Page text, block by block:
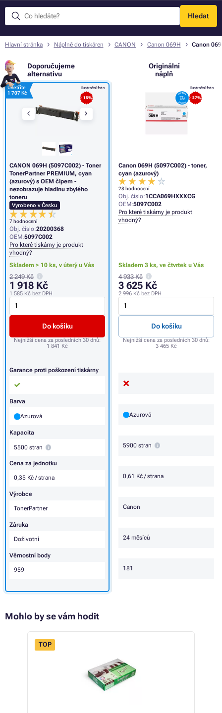
Hledat
Menu
Hlavní stránka Náplně do tiskáren CANON Canon 069H Canon
Doporučujeme
alternativu
Originální
náplň
ilustrační foto
- 27%
Canon 069H (5097C002) - toner,
cyan (azurový)
28 hodnocení
Obj. číslo:1CCA069HXXXCG
OEM:5097C002
Pro které tiskárny je produkt
vhodný?
Skladem 3 ks, ve čtvrtek u Vás
4 933 Kč
3 625 Kč
2 996 Kč bez DPH
Do košíku
Nejnižší cena za posledních 30 dnů:
3 465 Kč
Azurová
5900 stran
0,61 Kč / strana
Canon
24 měsíců
181
ilustrační foto
- 15%
Ušetříte
1 707 Kč
CANON 069H (5097C002) - Toner
TonerPartner PREMIUM, cyan
(azurový) s OEM čipem -
nezobrazuje hladinu zbylého
toneru
Vyrobeno v Česku
7 hodnocení
Obj. číslo:20200368
OEM:5097C002
Pro které tiskárny je produkt
vhodný?
Skladem > 10 ks, v úterý u Vás
2 249 Kč
1 918 Kč
1 585 Kč bez DPH
Do košíku
Nejnižší cena za posledních 30 dnů:
1 841 Kč
Garance proti poškození tiskárny
Barva
Azurová
Kapacita
5500 stran
Cena za jednotku
0,35 Kč / strana
Výrobce
TonerPartner
Záruka
Doživotní
Věrnostní body
959
Mohlo by se vám hodit
TOP